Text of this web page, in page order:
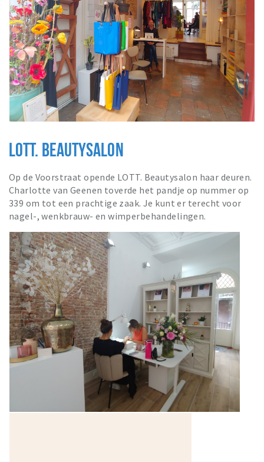
LOTT. BEAUTYSALON
Op de Voorstraat opende LOTT. Beautysalon haar deuren.
Charlotte van Geenen toverde het pandje op nummer op
339 om tot een prachtige zaak. Je kunt er terecht voor
nagel-, wenkbrauw- en wimperbehandelingen.